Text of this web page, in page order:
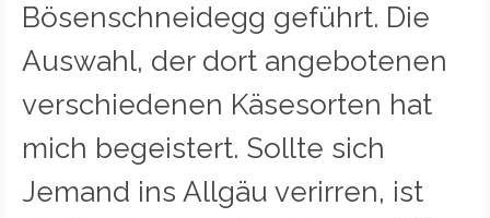
Bösenschneidegg geführt. Die
Auswahl, der dort angebotenen
verschiedenen Käsesorten hat
mich begeistert. Sollte sich
Jemand ins Allgäu verirren, ist